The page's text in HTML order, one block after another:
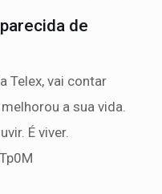
de
Telex, vai contar
a sua vida.
É viver.